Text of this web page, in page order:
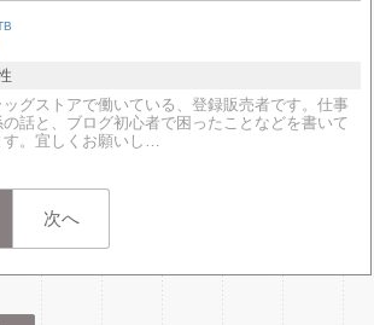
ッグストアで働いている、登録販売者です。仕事
の話と、ブログ初心者で困ったことなどを書いて
す。宜しくお願いし…
次へ